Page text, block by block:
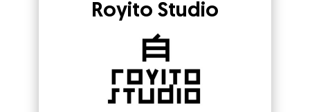
Royito Studio